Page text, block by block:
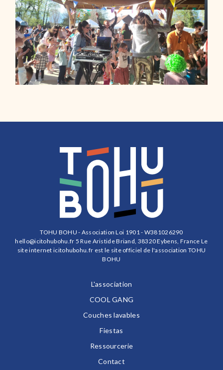
TOHU BOHU - Association Loi 1901 - W381026290
hello@icitohubohu.fr 5 Rue Aristide Briand, 38320 Eybens, France Le
site internet icitohubohu.fr est le site officiel de l'association TOHU
BOHU
L'association
COOL GANG
Couches lavables
Fiestas
Ressourcerie
Contact